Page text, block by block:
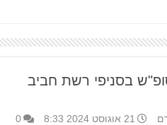
בסניפי רשת חביב
21 אוגוסט 2024 8:33 0